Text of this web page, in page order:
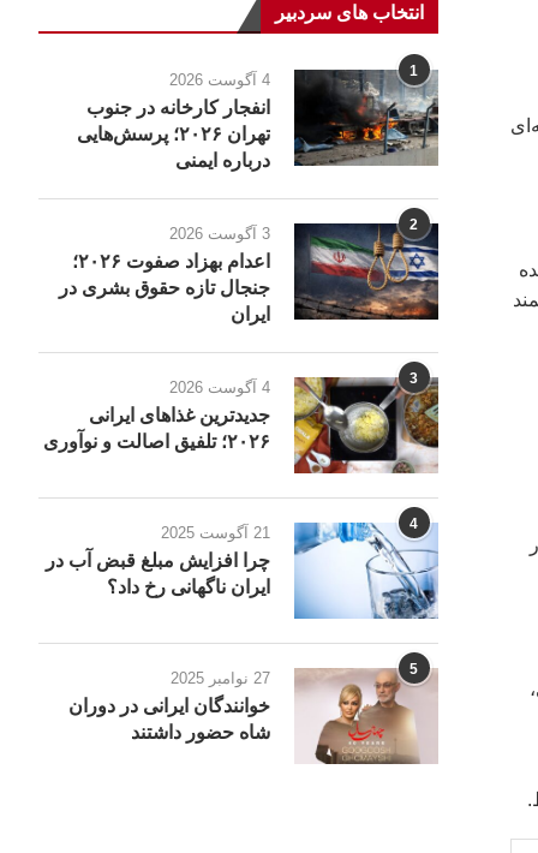
شده
انتخاب های سردبیر
1 4 آگوست 2026
انفجار کارخانه در جنوب
تهران ۲۰۲۶؛ پرسش‌هایی
درباره ایمنی
2 3 آگوست 2026
اعدام بهزاد صفوت ۲۰۲۶؛
جنجال تازه حقوق بشری در
ایران
3 4 آگوست 2026
جدیدترین غذاهای ایرانی
۲۰۲۶؛ تلفیق اصالت و نوآوری
4 21 آگوست 2025
چرا افزایش مبلغ قبض آب در
ایران ناگهانی رخ داد؟
5 27 نوامبر 2025
خوانندگان ایرانی در دوران
شاه حضور داشتند